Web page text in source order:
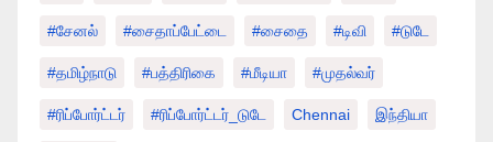
#சேனல் #சைதாப்பேட்டை #சைதை #டிவி #டுடே
#தமிழ்நாடு #பத்திரிகை #மீடியா #முதல்வர்
#ரிப்போர்ட்டர் #ரிப்போர்ட்டர்_டுடே Chennai இந்தியா